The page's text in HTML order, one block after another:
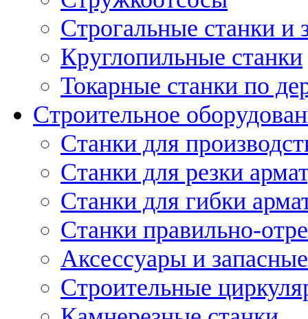
Строгальные станки и
Круглопильные станки
Токарные станки по
Строительное
Станки для
Станки для резки
Станки для гибки
Станки правильно-
Аксессуары и
Строительные